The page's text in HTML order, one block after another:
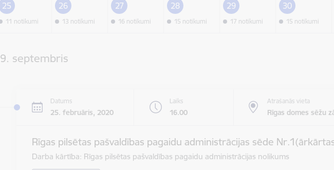
25
11 notikumi
26
13 notikumi
27
16 notikumi
28
15 notikumi
29
17 notikumi
30
15 notikumi
septembris
Datums
25. februāris, 2020
Laiks
16.00
Atrašanās vieta
Rīgas domes sēžu
Rīgas pilsētas pašvaldības pagaidu administrācijas sēde
Darba kārtība: Rīgas pilsētas pašvaldības pagaidu administrācijas nolikums